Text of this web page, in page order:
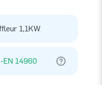
1,1KW
EN 14960